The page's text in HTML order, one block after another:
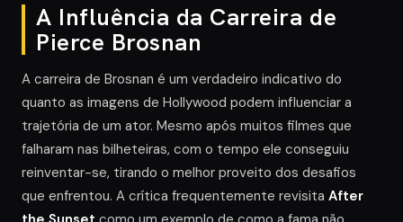
A Influência da Carreira de
Pierce Brosnan
A carreira de Brosnan é um verdadeiro indicativo do
quanto as imagens de Hollywood podem influenciar a
trajetória de um ator. Mesmo após muitos filmes que
falharam nas bilheteiras, com o tempo ele conseguiu
reinventar-se, tirando o melhor proveito dos desafios
que enfrentou. A crítica frequentemente revisita After